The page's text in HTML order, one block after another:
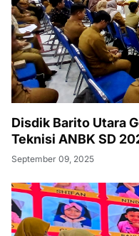
Disdik Barito Utara
Teknisi ANBK SD
September 09, 2025